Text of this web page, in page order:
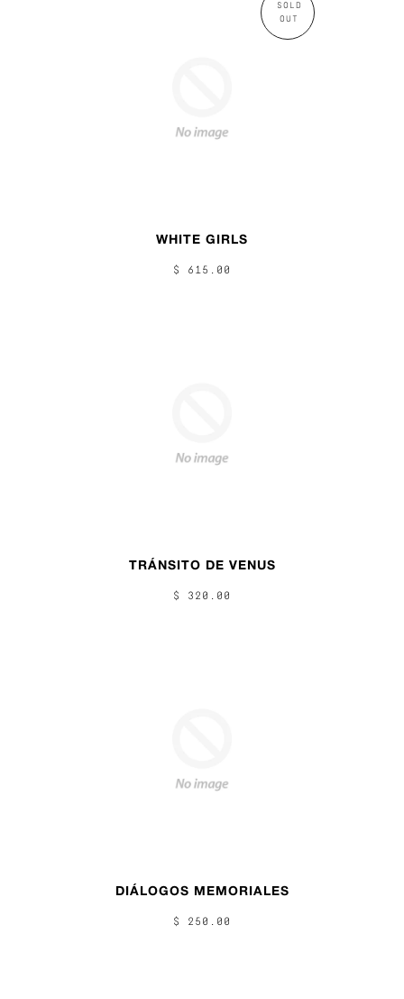
SOLD
OUT
WHITE GIRLS
$ 615.00
TRÁNSITO DE VENUS
$ 320.00
DIÁLOGOS MEMORIALES
$ 250.00